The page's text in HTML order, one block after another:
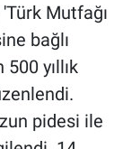
Mutfağı
bağlı
yıllık
pidesi ile